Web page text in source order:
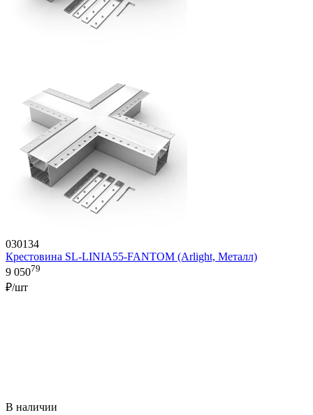
030134
Крестовина SL-LINIA55-FANTOM (Arlight, Металл)
9 05079
₽/шт
В наличии